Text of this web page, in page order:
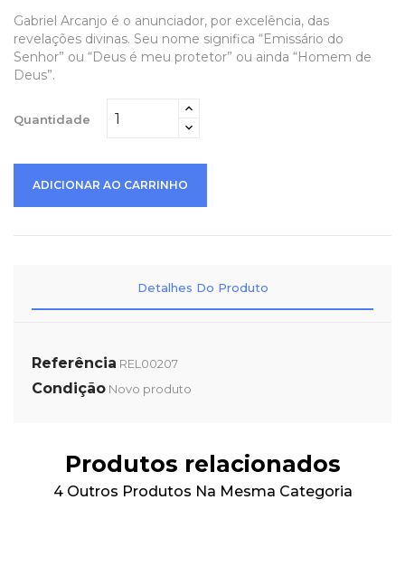
Gabriel Arcanjo é o anunciador, por excelência, das
revelações divinas. Seu nome significa “Emissário do
Senhor” ou “Deus é meu protetor” ou ainda “Homem de
Deus”.
Quantidade
ADICIONAR AO CARRINHO
Detalhes Do Produto
Referência REL00207
Condição Novo produto
Produtos relacionados
4 Outros Produtos Na Mesma Categoria